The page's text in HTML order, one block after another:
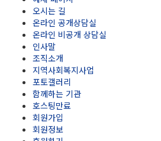
오시는 길
온라인 공개상담실
온라인 비공개 상담실
인사말
조직소개
지역사회복지사업
포토갤러리
함께하는 기관
호스팅만료
회원가입
회원정보